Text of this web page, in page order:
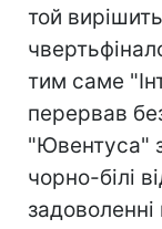
той
тим саме
перервав
"Ювентуса"
чорно-білі